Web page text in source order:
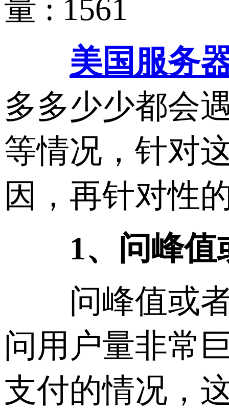
量 : 1561
美国服务
多多少少都会
等情况，针对
因，再针对性
1、问峰值
问峰值或者
问用户量非常
支付的情况，